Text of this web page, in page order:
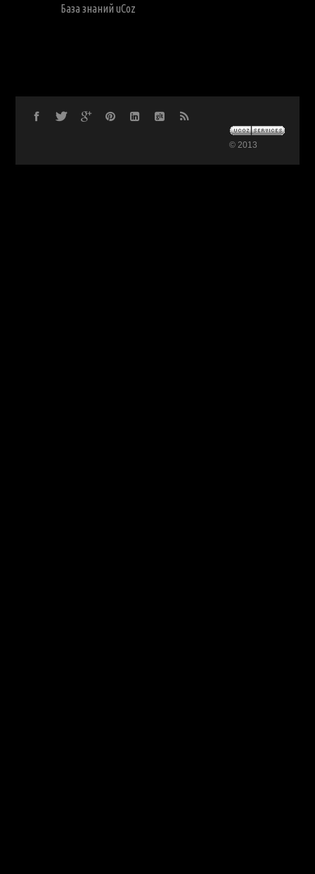
База знаний uCoz
© 2013